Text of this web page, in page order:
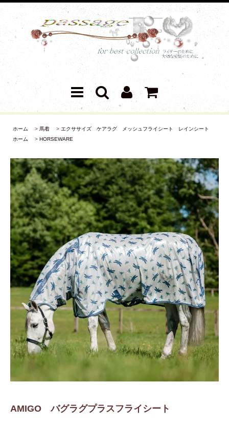
ホーム > 馬着 > エクササイズ ケアラグ メッシュフライシート レインシート
ホーム
> HORSEWARE
AMIGO バグラグプラスフライシート